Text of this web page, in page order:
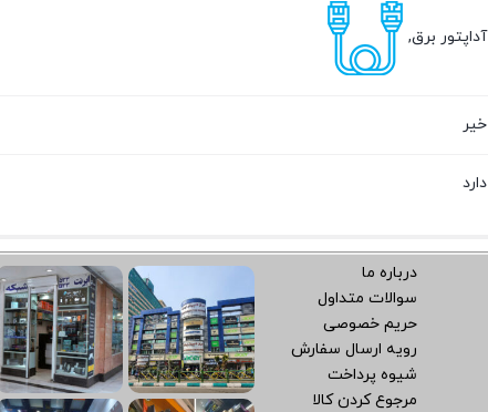
آداپتور برق,
خیر
دارد
درباره ما
سوالات متداول
حریم خصوصی
رویه ارسال سفارش
شیوه پرداخت
مرجوع کردن کالا